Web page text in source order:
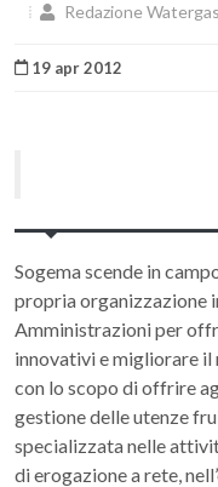
Redazione
19 apr 2012
Sogema scende in
propria organizzazione
Amministrazioni per
innovativi e migliorare
con lo scopo di offrire
gestione delle utenze
specializzata nelle
di erogazione a rete,